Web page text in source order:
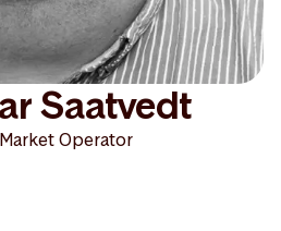
Saatvedt
Operator